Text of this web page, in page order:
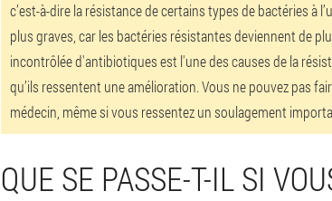
c’est-à-dire la résistance de certains types de bactéries à
plus graves, car les bactéries résistantes deviennent de
incontrôlée d'antibiotiques est l'une des causes de la
qu’ils ressentent une amélioration. Vous ne pouvez pas
médecin, même si vous ressentez un soulagement
QUE SE PASSE-T-IL SI